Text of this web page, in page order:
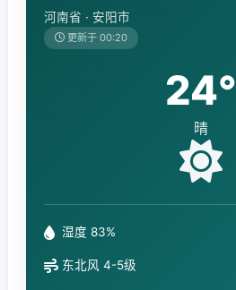
河南省 · 安阳市
更新于 00:20
24°
晴
湿度 83%
东北风 4-5级